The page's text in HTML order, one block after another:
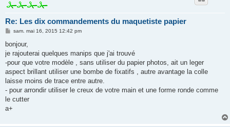
Re: Les dix commandements du maquetiste papier
M
s
a
g
sam. mai 16, 2015 12:42 pm
bonjour,
je rajouterai quelques manips que j'ai trouvé
-pour que votre modèle , sans utiliser du papier photos, ait un leger
aspect brillant utiliser une bombe de fixatifs , autre avantage la colle
laisse moins de trace entre autre.
- pour arrondir utiliser le creux de votre main et une forme ronde comme
le cutter
a+